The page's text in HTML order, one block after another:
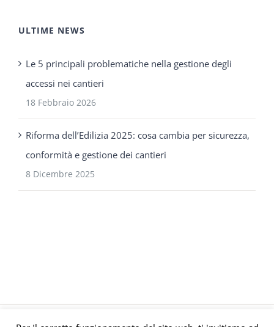
ULTIME NEWS
Le 5 principali problematiche nella gestione degli
accessi nei cantieri
18 Febbraio 2026
Riforma dell’Edilizia 2025: cosa cambia per sicurezza,
conformità e gestione dei cantieri
8 Dicembre 2025